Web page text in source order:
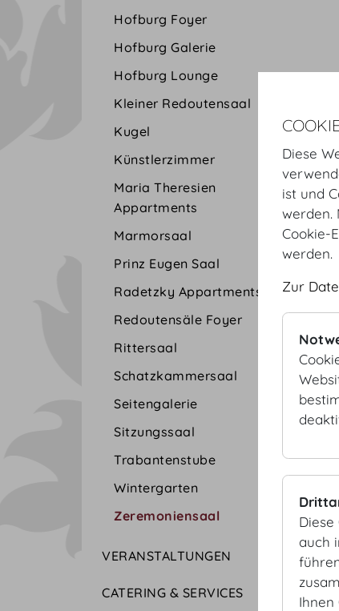
Hofburg Foyer
Hofburg Galerie
Hofburg Lounge
Kleiner Redoutensaal
Kugel
Künstlerzimmer
Maria Theresien
Appartments
Marmorsaal
Prinz Eugen Saal
Radetzky Appartments
Redoutensäle Foyer
Rittersaal
Schatzkammersaal
Seitengalerie
Sitzungssaal
Trabantenstube
Wintergarten
Zeremoniensaal
VERANSTALTUNGEN
CATERING & SERVICES
Diese
ist und
werden.
Cookie-
werden.
Zur
auch
Ihnen